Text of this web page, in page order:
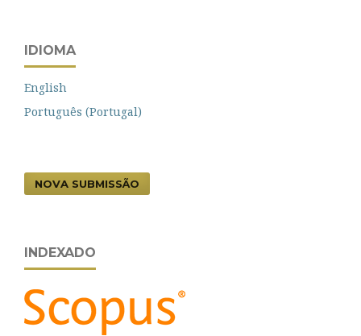
IDIOMA
English
Português (Portugal)
NOVA SUBMISSÃO
INDEXADO